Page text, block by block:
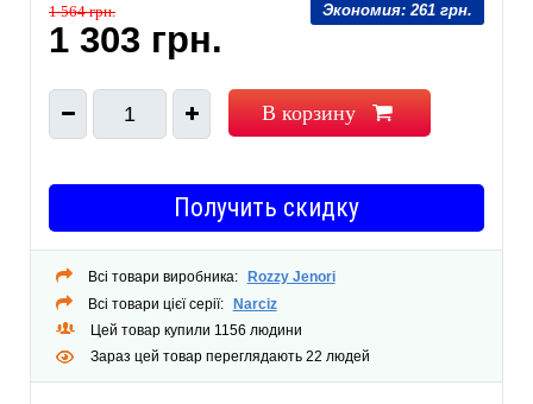
Экономия:261 грн.
1 564 грн.
1 303 грн.
1 В корзину
Получить скидку
Всі товари виробника:
Rozzy Jenori
Всі товари цієї серії:
Narciz
Цей товар купили 1156 людини
Зараз цей товар переглядають 22 людей